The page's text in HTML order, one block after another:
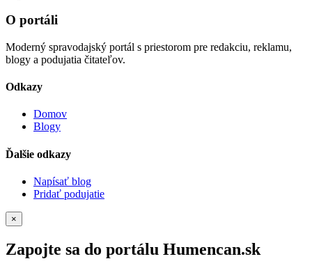
O portáli
Moderný spravodajský portál s priestorom pre redakciu, reklamu,
blogy a podujatia čitateľov.
Odkazy
Domov
Blogy
Ďalšie odkazy
Napísať blog
Pridať podujatie
×
Zapojte sa do portálu Humencan.sk